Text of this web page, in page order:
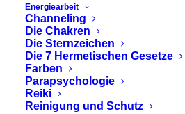
Energiearbeit
Channeling
Die Chakren
Die Sternzeichen
Die 7 Hermetischen Gesetze
Farben
Parapsychologie
Reiki
Reinigung und Schutz
emotionale